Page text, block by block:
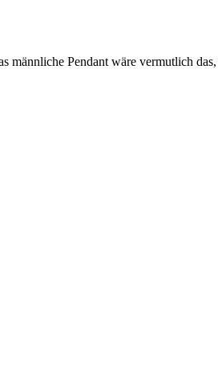
Pendant wäre vermutlich